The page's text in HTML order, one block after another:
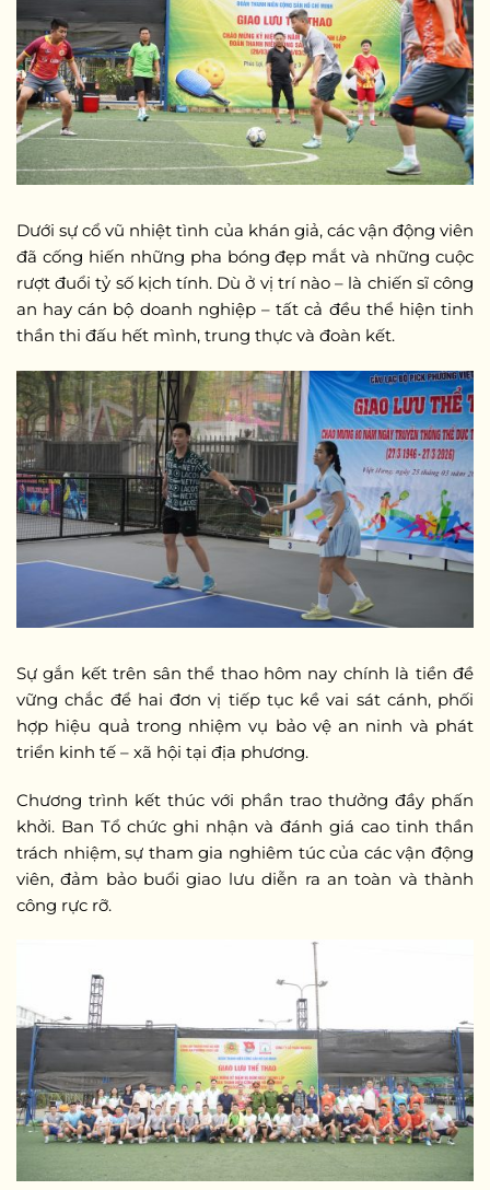
Dưới sự cổ vũ nhiệt tình của khán giả, các vận động viên
đã cống hiến những pha bóng đẹp mắt và những cuộc
rượt đuổi tỷ số kịch tính. Dù ở vị trí nào – là chiến sĩ công
an hay cán bộ doanh nghiệp – tất cả đều thể hiện tinh
thần thi đấu hết mình, trung thực và đoàn kết.
Sự gắn kết trên sân thể thao hôm nay chính là tiền đề
vững chắc để hai đơn vị tiếp tục kề vai sát cánh, phối
hợp hiệu quả trong nhiệm vụ bảo vệ an ninh và phát
triển kinh tế – xã hội tại địa phương.
Chương trình kết thúc với phần trao thưởng đầy phấn
khởi. Ban Tổ chức ghi nhận và đánh giá cao tinh thần
trách nhiệm, sự tham gia nghiêm túc của các vận động
viên, đảm bảo buổi giao lưu diễn ra an toàn và thành
công rực rỡ.